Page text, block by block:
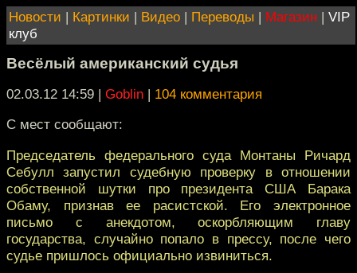
Новости | Картинки | Видео | Переводы | Магазин | VIP
клуб
Весёлый американский судья
02.03.12 14:59 | Goblin | 104 комментария
С мест сообщают:
Председатель федерального суда Монтаны Ричард
Себулл запустил судебную проверку в отношении
собственной шутки про президента США Барака
Обаму, признав ее расистской. Его электронное
письмо с анекдотом, оскорбляющим главу
государства, случайно попало в прессу, после чего
судье пришлось официально извиниться.